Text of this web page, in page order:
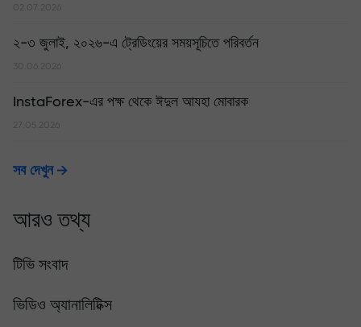
02.07.2026
২-৩ জুলাই, ২০২৬-এ ট্রেডিংয়ের সময়সূচিতে পরিবর্তন
30.06.2026
InstaForex-এর পক্ষ থেকে ঈদুল আযহা মোবারক
27.05.2026
সব দেখুন
আরও তথ্য
টিভি সংবাদ
ভিডিও অ্যানালিটিক্স